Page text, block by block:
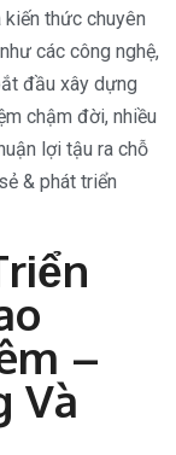
thức chuyên
các công nghệ,
đầu xây dựng
chậm đời, nhiều
lợi tậu ra chỗ
& phát triển
–
Và